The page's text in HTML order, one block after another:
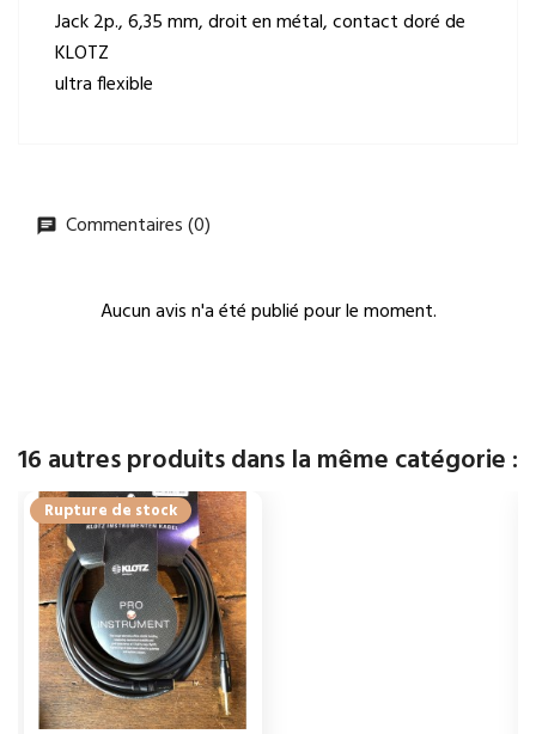
Jack 2p., 6,35 mm, droit en métal, contact doré de
KLOTZ
ultra flexible
Commentaires (0)
Aucun avis n'a été publié pour le moment.
16 autres produits dans la même catégorie :
Rupture de stock